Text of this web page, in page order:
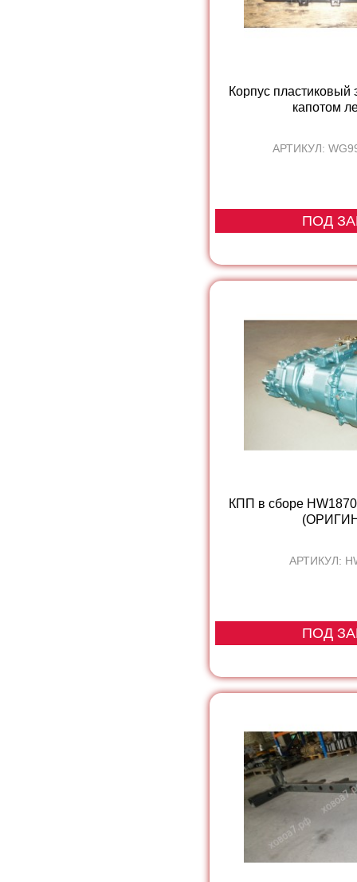
Корпус пластиковый
капотом
АРТИКУЛ:
ПОД
КПП в сборе
АРТИКУЛ:
ПОД